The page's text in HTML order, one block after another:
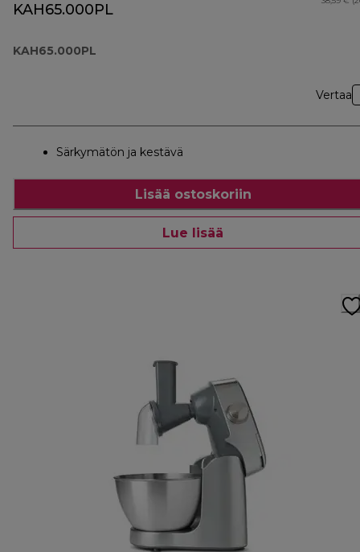
KAH65.000PL
KAH65.000PL
Vertaa
Särkymätön ja kestävä
Lisää ostoskoriin
Lue lisää